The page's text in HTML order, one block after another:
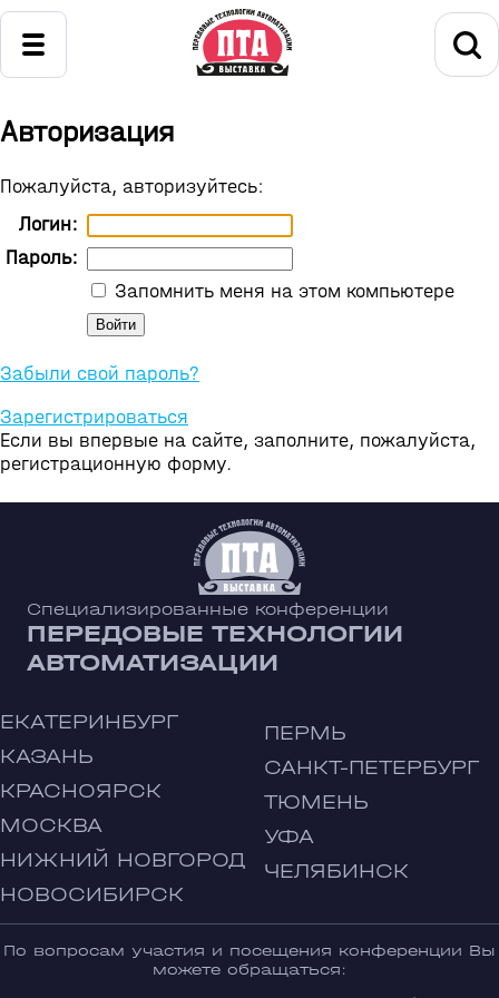
Авторизация
Пожалуйста, авторизуйтесь:
Логин:
Пароль:
Запомнить меня на этом компьютере
Забыли свой пароль?
Зарегистрироваться
Если вы впервые на сайте, заполните, пожалуйста,
регистрационную форму.
Специализированные конференции
ПЕРЕДОВЫЕ ТЕХНОЛОГИИ
АВТОМАТИЗАЦИИ
ЕКАТЕРИНБУРГ
КАЗАНЬ
КРАСНОЯРСК
МОСКВА
НИЖНИЙ НОВГОРОД
НОВОСИБИРСК
ПЕРМЬ
САНКТ-ПЕТЕРБУРГ
ТЮМЕНЬ
УФА
ЧЕЛЯБИНСК
По вопросам участия и посещения конференции Вы
можете обращаться: